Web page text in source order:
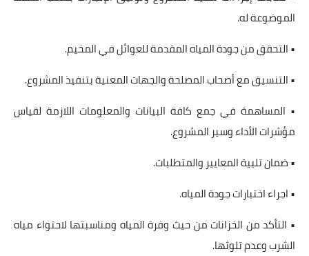
الموضوعة له.
• التحقق من جودة المياه المقدمة للعوائل في المخيم.
• التنسيق مع أصحاب المصلحة والجهات المعنية بتنفيذ المشروع.
• المساهمة في جمع كافة البيانات والمعلومات اللازمة لقياس
مؤشرات الأداء وسير المشروع.
• ضمان تلبية المعايير والمتطلبات.
• اجراء اختبارات جودة المياه.
• التأكد من الخزانات من حيث وفرة المياه ومناسبتها لاحتواء مياه
الشرب وعدم تلوثها.